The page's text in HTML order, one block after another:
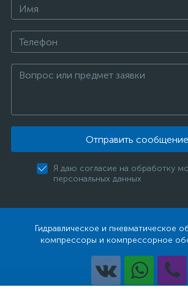
Отправить сообщение
Я даю согласие на обработку
персональных данных
Гидравлическое и пневматическое
компрессоры и компрессорное